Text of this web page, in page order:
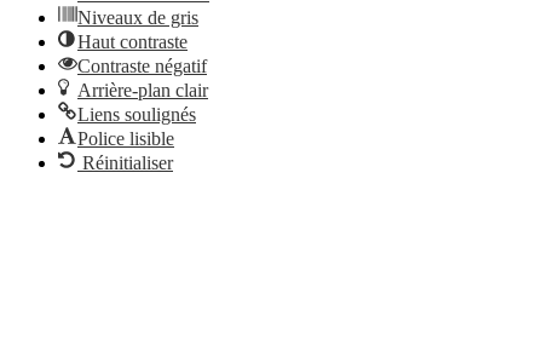
Niveaux de gris
Haut contraste
Contraste négatif
Arrière-plan clair
Liens soulignés
Police lisible
Réinitialiser